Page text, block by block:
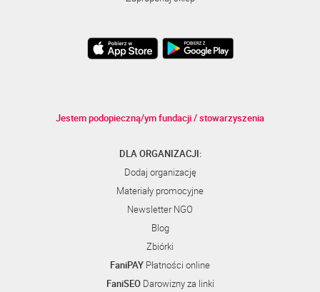
Jestem podopieczną/ym fundacji / stowarzyszenia
DLA ORGANIZACJI:
Dodaj organizację
Materiały promocyjne
Newsletter NGO
Blog
Zbiórki
FaniPAY Płatności online
FaniSEODarowizny za linki